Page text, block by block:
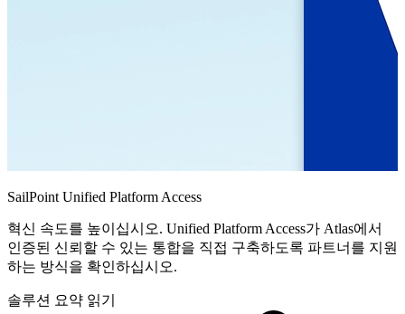
SailPoint Unified Platform Access
혁신 속도를 높이십시오. Unified Platform Access가 Atlas에서
인증된 신뢰할 수 있는 통합을 직접 구축하도록 파트너를 지원
하는 방식을 확인하십시오.
솔루션 요약 읽기